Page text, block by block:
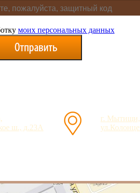
моих персональных данных
ш., д.23А
г. Мытищи,